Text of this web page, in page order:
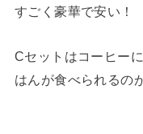
すごく豪華で安い！
Cセットはコーヒー
はんが食べられるの